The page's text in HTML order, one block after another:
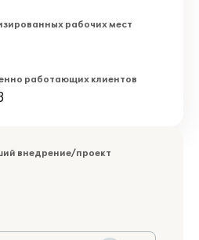
рабочих мест
работающих клиентов
внедрение/проект